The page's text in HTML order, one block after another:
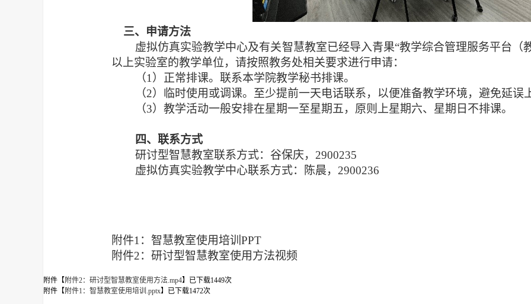
三、 申请方法
虚拟仿真实验教学中心及有关智慧教室已经导入青果“教学综合管理服务平台（
以上实验室的教学单位，请按照教务处相关要求进行申请：
（1 ）正常排课。联系本学院教学秘书排课。
（2）临时使用或调课。至少提前一天电话联系，以便准备教学环境，避免延误
（3）教学活动一般安排在星期一至星期五，原则上星期六、星期日不排课。
四、 联系方式
研讨型智慧教室联系方式：谷保庆， 2900235
虚拟仿真实验教学中心联系方式：陈晨， 2900236
附件1 ：智慧教室使用培训 PPT
附件2：研讨型智慧教室使用方法视频
附件【附件2：研讨型智慧教室使用方法.mp4】已下载1449次
附件【附件1：智慧教室使用培训.pptx】已下载1472次